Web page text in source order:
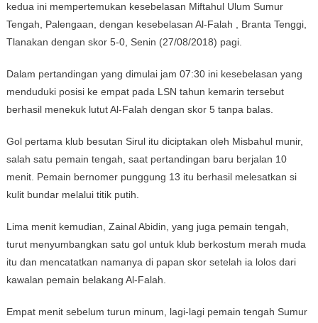
kedua ini mempertemukan kesebelasan Miftahul Ulum Sumur
Tengah, Palengaan, dengan kesebelasan Al-Falah , Branta Tenggi,
Tlanakan dengan skor 5-0, Senin (27/08/2018) pagi.
Dalam pertandingan yang dimulai jam 07:30 ini kesebelasan yang
menduduki posisi ke empat pada LSN tahun kemarin tersebut
berhasil menekuk lutut Al-Falah dengan skor 5 tanpa balas.
Gol pertama klub besutan Sirul itu diciptakan oleh Misbahul munir,
salah satu pemain tengah, saat pertandingan baru berjalan 10
menit. Pemain bernomer punggung 13 itu berhasil melesatkan si
kulit bundar melalui titik putih.
Lima menit kemudian, Zainal Abidin, yang juga pemain tengah,
turut menyumbangkan satu gol untuk klub berkostum merah muda
itu dan mencatatkan namanya di papan skor setelah ia lolos dari
kawalan pemain belakang Al-Falah.
Empat menit sebelum turun minum, lagi-lagi pemain tengah Sumur